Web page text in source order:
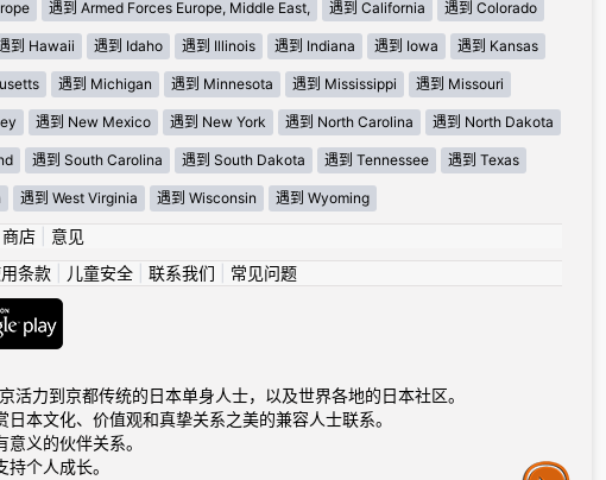
遇到 Armed Forces Europe, Middle East, 遇到 California 遇到 Colorado
到 Hawaii 遇到 Idaho 遇到 Illinois 遇到 Indiana 遇到 Iowa 遇到 Kansas
遇到 Michigan 遇到 Minnesota 遇到 Mississippi 遇到 Missouri
遇到 New Mexico 遇到 New York 遇到 North Carolina 遇到 North Dakota
遇到 South Carolina 遇到 South Dakota 遇到 Tennessee 遇到 Texas
遇到 West Virginia 遇到 Wisconsin 遇到 Wyoming
商店| 意见
条款 儿童安全 联系我们 常见问题
力到京都传统的日本单身人士，以及世界各地的日本社区。
本文化、价值观和真挚关系之美的兼容人士联系。
义的伙伴关系。
个人成长。